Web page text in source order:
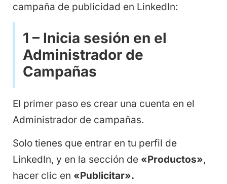
campaña de publicidad en LinkedIn:
1 – Inicia sesión en el
Administrador de
Campañas
El primer paso es crear una cuenta en el
Administrador de campañas.
Solo tienes que entrar en tu perfil de
LinkedIn, y en la sección de «Productos»,
hacer clic en «Publicitar».